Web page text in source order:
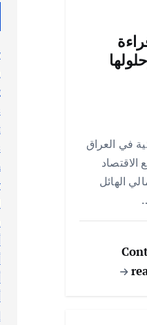
في العراق
الاقتصاد
الهائل